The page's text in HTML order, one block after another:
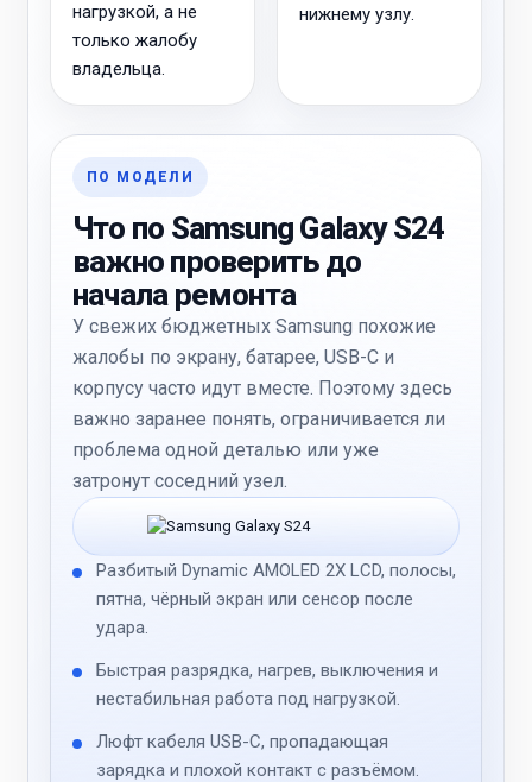
нагрузкой, а не
только жалобу
владельца.
нижнему узлу.
ПО МОДЕЛИ
Что по Samsung Galaxy S24
важно проверить до
начала ремонта
У свежих бюджетных Samsung похожие
жалобы по экрану, батарее, USB-C и
корпусу часто идут вместе. Поэтому здесь
важно заранее понять, ограничивается ли
проблема одной деталью или уже
затронут соседний узел.
Разбитый Dynamic AMOLED 2X LCD, полосы,
пятна, чёрный экран или сенсор после
удара.
Быстрая разрядка, нагрев, выключения и
нестабильная работа под нагрузкой.
Люфт кабеля USB-C, пропадающая
зарядка и плохой контакт с разъёмом.